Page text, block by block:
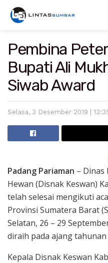
Pembina
Bupati Ali
Siwab Award
Selasa, 3 Desember 2019 |
Padang Pariaman – Dinas
Hewan (Disnak Keswan)
telah selesai mengikuti
Provinsi Sumatera Barat
Selatan, 26 – 29
diraih pada ajang tahunan
Kepala Disnak Keswan